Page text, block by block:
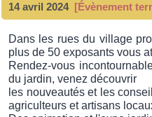
14 avril 2024[Évènement
Dans les rues du village
plus de 50 exposants vous
Rendez-vous
du jardin, venez découvrir
les nouveautés et les
agriculteurs et artisans